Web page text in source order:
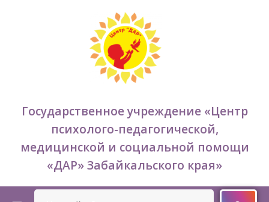
Государственное учреждение «Центр
психолого-педагогической,
медицинской и социальной помощи
«ДАР» Забайкальского края»